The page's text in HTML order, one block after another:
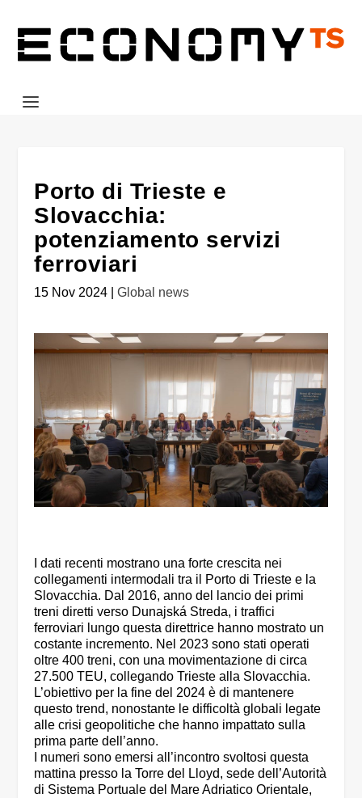
Porto di Trieste e
Slovacchia:
potenziamento servizi
ferroviari
15 Nov 2024 |Global news
I dati recenti mostrano una forte crescita nei
collegamenti intermodali tra il Porto di Trieste e la
Slovacchia. Dal 2016, anno del lancio dei primi
treni diretti verso Dunajská Streda, i traffici
ferroviari lungo questa direttrice hanno mostrato un
costante incremento. Nel 2023 sono stati operati
oltre 400 treni, con una movimentazione di circa
27.500 TEU, collegando Trieste alla Slovacchia.
L’obiettivo per la fine del 2024 è di mantenere
questo trend, nonostante le difficoltà globali legate
alle crisi geopolitiche che hanno impattato sulla
prima parte dell’anno.
I numeri sono emersi all’incontro svoltosi questa
mattina presso la Torre del Lloyd, sede dell’Autorità
di Sistema Portuale del Mare Adriatico Orientale,